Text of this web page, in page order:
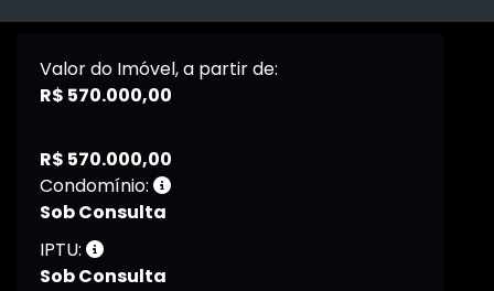
Valor do Imóvel, a partir de:
R$ 570.000,00
R$ 570.000,00
Condomínio:
Sob Consulta
IPTU:
Sob Consulta